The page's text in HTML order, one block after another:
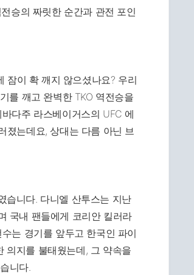
잠이 확 깨지 않으셨나요? 우리
를 깨고 완벽한 TKO 역전승을
다주 라스베이거스의 UFC 에
졌는데요, 상대는 다름 아닌 브
습니다. 다니엘 산투스는 지난
국내 팬들에게 코리안 킬러라
는 경기를 앞두고 한국인 파이
의지를 불태웠는데, 그 약속을
니다.